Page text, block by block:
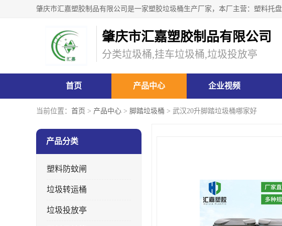
肇庆市汇嘉塑胶制品有限公司
分类垃圾桶,挂车垃圾桶,垃圾投放亭
首页 产品中心 企业视频
当前位置： 首页 > 产品中心 > 脚踏垃圾桶 > 武汉20升脚踏垃圾桶哪家好
产品分类
塑料防蚊闸
垃圾转运桶
垃圾投放亭